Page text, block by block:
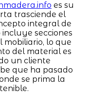
es su
trasciende el
integral de
secciones
mobiliario, lo que
del material es
un cliente
que ha pasado
se prima la